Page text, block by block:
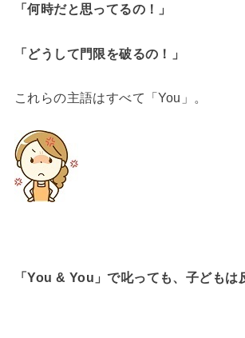
「何時だと思ってるの！」
「どうして門限を破るの！」
これらの主語はすべて「You」。
「You & You」で叱っても、 子どもは